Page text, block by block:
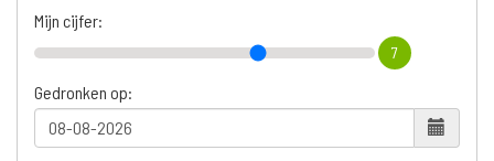
Mijn cijfer:
7
Gedronken op: